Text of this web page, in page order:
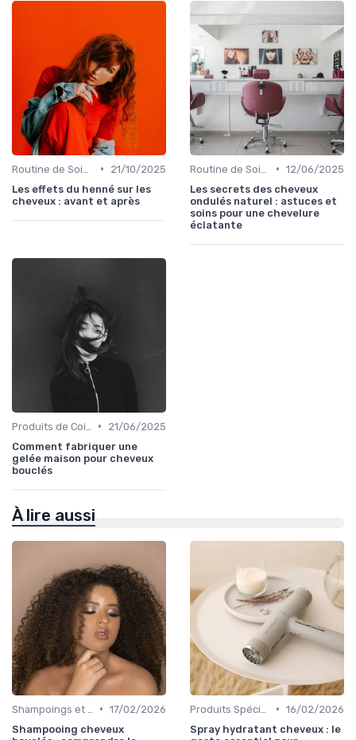
•
21/10/2025
Les effets du henné sur les
cheveux : avant et après
• 12/06/2025
Les secrets des cheveux
ondulés naturel : astuces et
soins pour une chevelure
éclatante
•
21/06/2025
Comment fabriquer une
gelée maison pour cheveux
bouclés
À lire aussi
• 17/02/2026
Shampooing cheveux
• 16/02/2026
Spray hydratant cheveux : le